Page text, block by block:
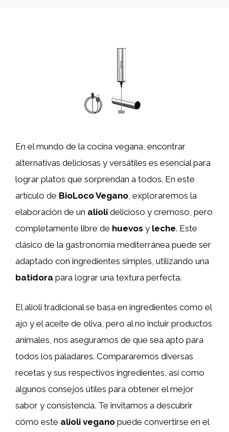
En el mundo de la cocina vegana, encontrar
alternativas deliciosas y versátiles es esencial para
lograr platos que sorprendan a todos. En este
artículo de BioLoco Vegano, exploraremos la
elaboración de un alioli delicioso y cremoso, pero
completamente libre de huevos y leche. Este
clásico de la gastronomía mediterránea puede ser
adaptado con ingredientes simples, utilizando una
batidora para lograr una textura perfecta.
El alioli tradicional se basa en ingredientes como el
ajo y el aceite de oliva, pero al no incluir productos
animales, nos aseguramos de que sea apto para
todos los paladares. Compararemos diversas
recetas y sus respectivos ingredientes, así como
algunos consejos útiles para obtener el mejor
sabor y consistencia. Te invitamos a descubrir
cómo este alioli vegano puede convertirse en el